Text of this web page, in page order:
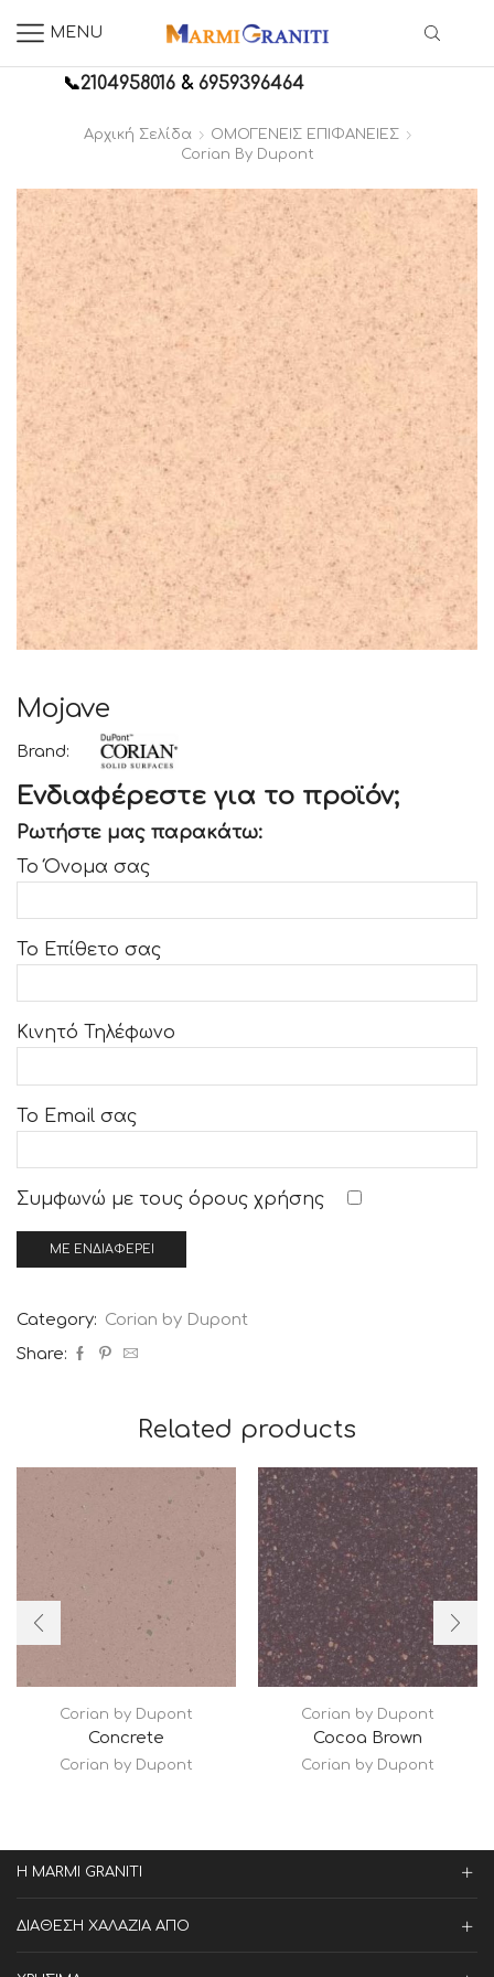
MENU
📞2104958016 &6959396464
Αρχική Σελίδα
ΟΜΟΓΕΝΕΙΣ ΕΠΙΦΑΝΕΙΕΣ
Corian By Dupont
Mojave
Brand:
Ενδιαφέρεστε για το προϊόν;
Ρωτήστε μας παρακάτω:
Το Όνομα σας
Το Επίθετο σας
Κινητό Τηλέφωνο
Το Email σας
Συμφωνώ με τους όρους χρήσης
Category: Corian by Dupont
Share:
Related products
Corian by Dupont
Concrete
Corian by Dupont
Corian by Dupont
Cocoa Brown
Corian by Dupont
Η MARMI GRANITI
ΔΙΑΘΕΣΗ ΧΑΛΑΖΙΑ ΑΠΟ